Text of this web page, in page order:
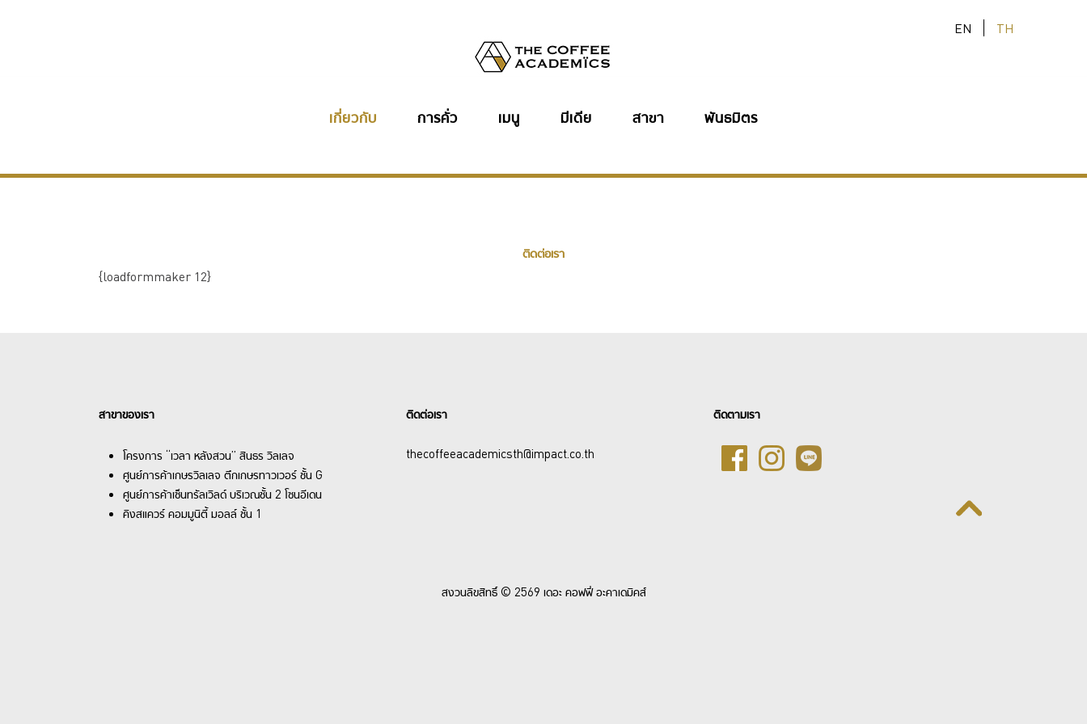
เกี่ยวกับ การคั่ว เมนู มีเดีย สาขา พันธมิตร
EN TH
ติดต่อเรา
{loadformmaker 12}
สาขาของเรา
โครงการ “เวลา หลังสวน” สินธร วิลเลจ
ศูนย์การค้าเกษรวิลเลจ ตึกเกษรทาวเวอร์ ชั้น G
ศูนย์การค้าเซ็นทรัลเวิลด์ บริเวณชั้น 2 โซนอีเดน
คิงสแควร์ คอมมูนิตี้ มอลล์ ชั้น 1
ติดต่อเรา
thecoffeeacademicsth@impact.co.th
ติดตามเรา
สงวนลิขสิทธิ์ © 2569 เดอะ คอฟฟี่ อะคาเดมิคส์